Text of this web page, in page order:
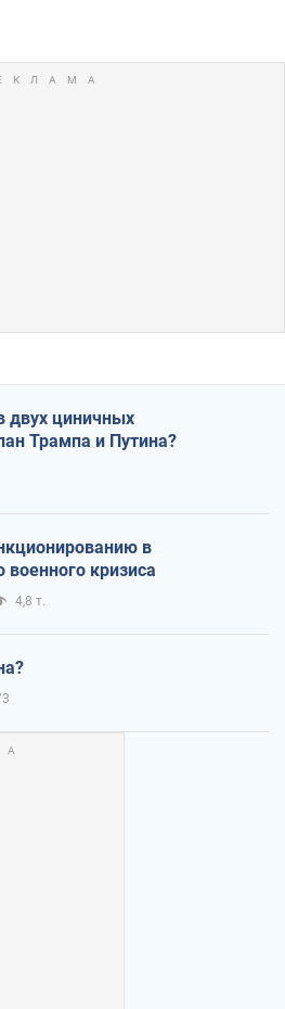
двух циничных
Трампа и Путина?
в
военного кризиса
4,8 т.